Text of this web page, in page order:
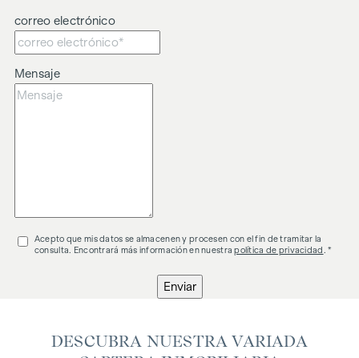
correo electrónico
Mensaje
Acepto que mis datos se almacenen y procesen con el fin de tramitar la
consulta. Encontrará más información en nuestrapolítica de privacidad . *
Enviar
DESCUBRA NUESTRA VARIADA